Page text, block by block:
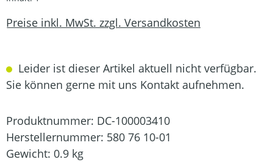
Preise inkl. MwSt. zzgl. Versandkosten
Leider ist dieser Artikel aktuell nicht verfügbar.
Sie können gerne mit uns Kontakt aufnehmen.
Produktnummer: DC-100003410
Herstellernummer: 580 76 10-01
Gewicht: 0.9 kg